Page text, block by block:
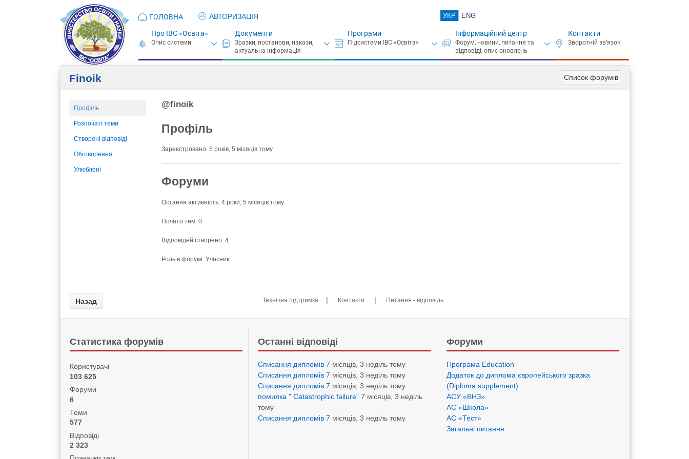
ГОЛОВНА АВТОРИЗАЦІЯ УКР ENG
Про ІВС «Освіта» Документи Програми Інформаційний центр Контакти
Список форумів
Finoik
Профіль
Розпочаті теми
Створені відповіді
Обговорення
Улюблені
@finoik
Профіль
Зареєстровано: 5 років, 5 місяців тому
Форуми
Остання активність: 4 роки, 5 місяців тому
Почато тем: 0
Відповідей створено: 4
Роль в форумі: Учасник
Технічна підтримка | Контакти | Питання - відповідь
Статистика форумів
Користувачі
103 625
Форуми
6
Теми
577
Відповіді
2 323
Останні відповіді
Списання дипломів 7 місяців, 3 неділь тому
Списання дипломів 7 місяців, 3 неділь тому
Списання дипломів 7 місяців, 3 неділь тому
помилка ” Catastrophic failure” 7 місяців, 3 неділь
тому
Списання дипломів 7 місяців, 3 неділь тому
Форуми
Програма Eduсation
Додаток до диплома європейського зразка
(Diploma supplement)
АСУ «ВНЗ»
АС «Школа»
АС «Тест»
Загальні питання